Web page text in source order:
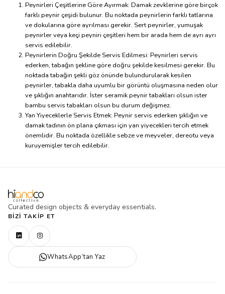
Peynirleri Çeşitlerine Göre Ayırmak: Damak zevklerine göre birçok
farklı peynir çeşidi bulunur. Bu noktada peynirlerin farklı tatlarına
ve dokularına göre ayrılması gerekir. Sert peynirler, yumuşak
peynirler veya keçi peyniri çeşitleri hem bir arada hem de ayrı ayrı
servis edilebilir.
Peynirlerin Doğru Şekilde Servis Edilmesi: Peynirleri servis
ederken, tabağın şekline göre doğru şekilde kesilmesi gerekir. Bu
noktada tabağın şekli göz önünde bulundurularak kesilen
peynirler, tabakla daha uyumlu bir görüntü oluşmasına neden olur
ve şıklığın anahtarıdır. İster seramik peynir tabakları olsun ister
bambu servis tabakları olsun bu durum değişmez.
Yan Yiyeceklerle Servis Etmek: Peynir servis ederken şıklığın ve
damak tadının ön plana çıkması için yan yiyecekleri tercih etmek
önemlidir. Bu noktada özellikle sebze ve meyveler, dereotu veya
kuruyemişler tercih edilebilir.
Curated design objects & everyday essentials.
BIZI TAKIP ET
WhatsApp’tan Yaz